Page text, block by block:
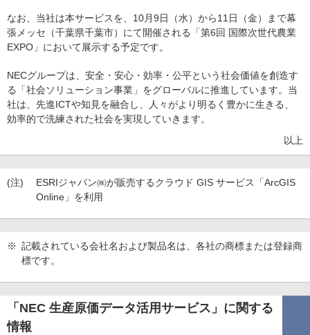
なお、当社は本サービスを、10月9日（水）から11日（金）まで幕
張メッセ（千葉県千葉市）にて開催される「第6回 国際次世代農業
EXPO」において展示する予定です。
NECグループは、安全・安心・効率・公平という社会価値を創造す
る「社会ソリューション事業」をグローバルに推進しています。当
社は、先進ICTや知見を融合し、人々がより明るく豊かに生きる、
効率的で洗練された社会を実現していきます。
以上
(注)
ESRIジャパン㈱が販売するクラウド GIS サービス「ArcGIS
Online」を利用
※ 記載されている会社名および製品名は、各社の商標または登録商
標です。
「NEC 生産原価データ活用サービス」に関する
情報